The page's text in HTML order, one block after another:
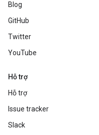
Blog
GitHub
Twitter
YouTube
Hỗ trợ
Hỗ trợ
Issue tracker
Slack